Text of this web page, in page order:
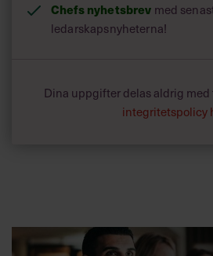
Chefs nyhetsbrev med
ledarskapsnyheterna!
Dina uppgifter delas aldrig med
integritetspolicy